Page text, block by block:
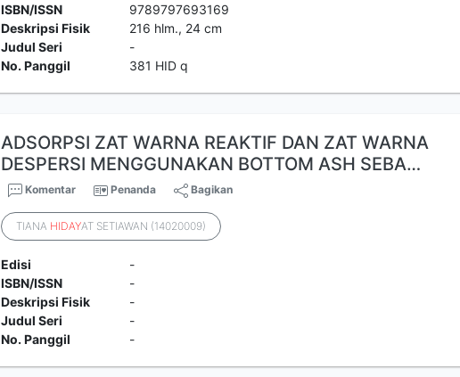
ISBN/ISSN
9789797693169
Deskripsi Fisik
216 hlm., 24 cm
Judul Seri
-
No. Panggil
381 HID q
ADSORPSI ZAT WARNA REAKTIF DAN ZAT WARNA
DESPERSI MENGGUNAKAN BOTTOM ASH SEBA…
Komentar Penanda Bagikan
TIANA HIDAYAT SETIAWAN (14020009)
Edisi
-
ISBN/ISSN
-
Deskripsi Fisik
-
Judul Seri
-
No. Panggil
-